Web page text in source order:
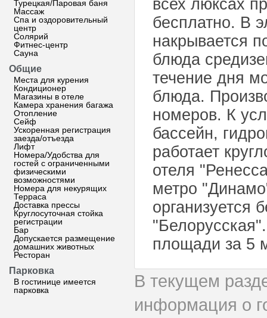
Турецкая/Паровая баня
Массаж
Спа и оздоровительный
центр
Солярий
Фитнес-центр
Сауна
Общие
Места для курения
Кондиционер
Магазины в отеле
Камера хранения багажа
Отопление
Сейф
Ускоренная регистрация
заезда/отъезда
Лифт
Номера/Удобства для
гостей с ограниченными
физическими
возможностями
Номера для некурящих
Терраса
Доставка прессы
Круглосуточная стойка
регистрации
Бар
Допускается размещение
домашних животных
Ресторан
Парковка
В гостинице имеется
парковка
всех люксах
бесплатно. В
накрывается
блюда
течение дня
блюда.
номеров. К
бассейн,
работает
отеля
метро
организуется
площади за 5
В текущем
информация о